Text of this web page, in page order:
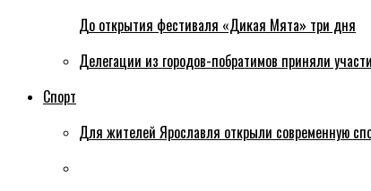
До открытия фестиваля «Дикая Мята» три дня
Делегации из городов-побратимов приняли
Спорт
Для жителей Ярославля открыли современную